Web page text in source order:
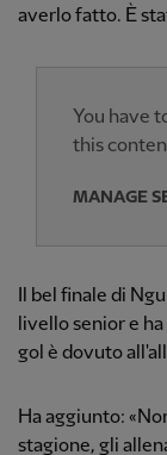
averlo fatto. È
You have
this
MANAGE
Il bel finale di
livello senior e
gol è dovuto
Ha aggiunto:
stagione, gli